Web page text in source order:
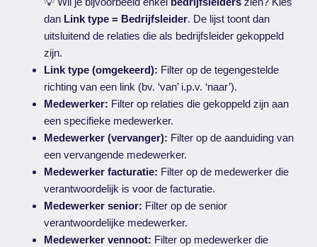
dan Link type = Bedrijfsleider. De lijst toont dan
uitsluitend de relaties die als bedrijfsleider gekoppeld
zijn.
Link type (omgekeerd): Filter op de tegengestelde
richting van een link (bv. ‘van’ i.p.v. ‘naar’).
Medewerker: Filter op relaties die gekoppeld zijn aan
een specifieke medewerker.
Medewerker (vervanger): Filter op de aanduiding van
een vervangende medewerker.
Medewerker facturatie: Filter op de medewerker die
verantwoordelijk is voor de facturatie.
Medewerker senior: Filter op de senior
verantwoordelijke medewerker.
Medewerker vennoot: Filter op medewerker die